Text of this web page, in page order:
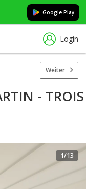
Google Play
Login
Weiter
- TROIS
1/13